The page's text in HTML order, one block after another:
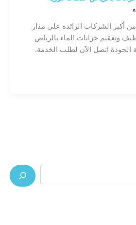
أكبر الشركات الرائدة على مدار
وتعقيم خزانات الماء بالرياض
الجودة اتصل الآن لطلب الخدمة.